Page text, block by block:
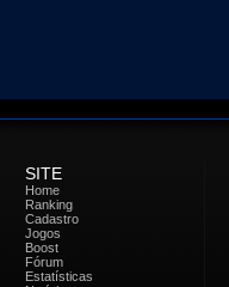
SITE
Home
Ranking
Cadastro
Jogos
Boost
Fórum
Estatísticas